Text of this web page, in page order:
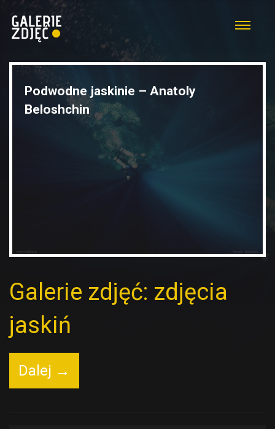
Podwodne jaskinie – Anatoly
Beloshchin
Galerie zdjęć: zdjęcia
jaskiń
Dalej →